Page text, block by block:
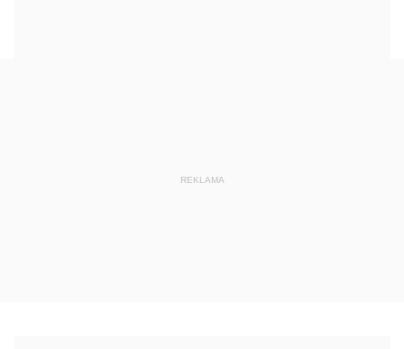
REKLAMA